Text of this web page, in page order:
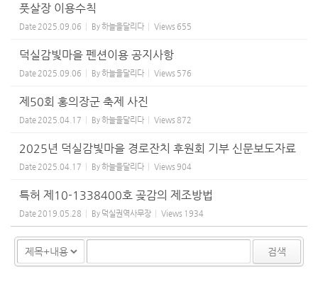
풋살장 이용수칙
Date 2025.09.06 By하늘을달리다 Views 655
덕실감빛마을 펜션이용 공지사항
Date 2025.09.06 By하늘을달리다 Views 576
제50회 홍의장군 축제 사진
Date 2025.04.17 By하늘을달리다 Views 872
2025년 덕실감빛마을 경로잔치 후원회 기부 신문보도자료
Date 2025.04.17 By하늘을달리다 Views 904
특허 제10-1338400호 곶감의 제조방법
Date 2019.05.28 By 덕실권역사무장 Views 1934
검색